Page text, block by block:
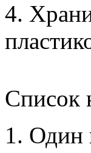
4.
Список
1. Один